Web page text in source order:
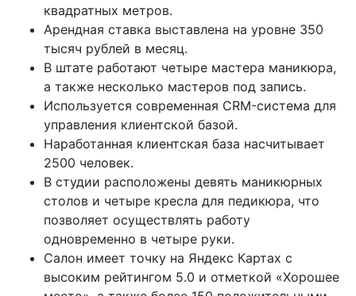
квадратных метров.
Арендная ставка выставлена на уровне 350
тысяч рублей в месяц.
В штате работают четыре мастера маникюра,
а также несколько мастеров под запись.
Используется современная СRM-система для
управления клиентской базой.
Наработанная клиентская база насчитывает
2500 человек.
В студии расположены девять маникюрных
столов и четыре кресла для педикюра, что
позволяет осуществлять работу
одновременно в четыре руки.
Салон имеет точку на Яндекс Картах с
высоким рейтингом 5.0 и отметкой «Хорошее